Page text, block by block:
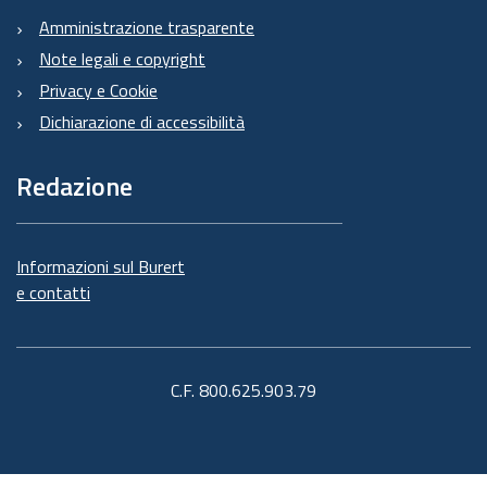
Amministrazione trasparente
Note legali e copyright
Privacy e Cookie
Dichiarazione di accessibilità
Redazione
Informazioni sul Burert
e contatti
C.F. 800.625.903.79